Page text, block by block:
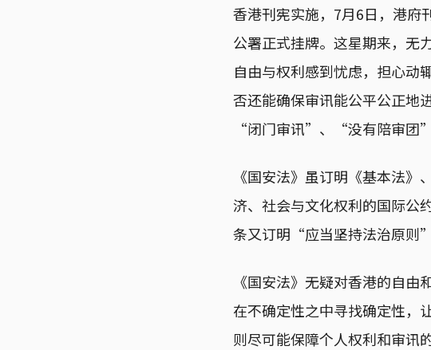
香港刊宪实施，7月6日，港府
公署正式挂牌。这星期来，无
自由与权利感到忧虑，担心动
否还能确保审讯能公平公正
“闭门审讯”、“没有陪审团”
《国安法》虽订明《基本法
济、社会与文化权利的国际公
条又订明“应当坚持法治原则
《国安法》无疑对香港的自
在不确定性之中寻找确定性，
则尽可能保障个人权利和审讯